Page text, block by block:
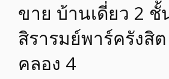
ขาย บ้านเดี่ยว 2
สิรารมย์พาร์ครังสิ
คลอง 4